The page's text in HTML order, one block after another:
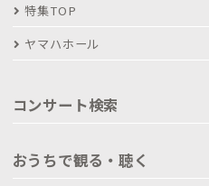
特集TOP
ヤマハホール
コンサート検索
おうちで観る・聴く